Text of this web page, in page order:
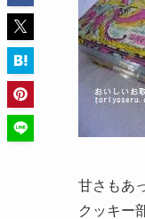
甘さもあ
クッキー